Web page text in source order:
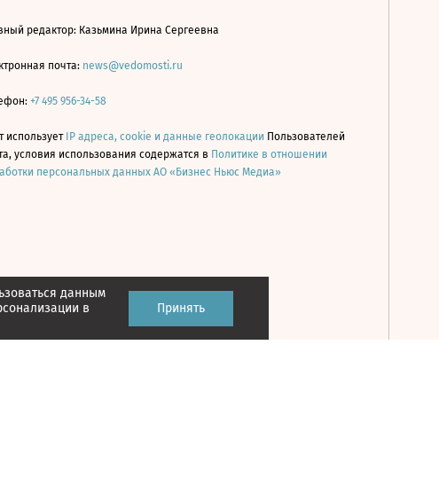
данным
в
Принять
редактор: Казьмина Ирина Сергеевна
почта: news@vedomosti.ru
+7 495 956-34-58
использует IP адреса, cookie и данные геолокации Пользователей
условия использования содержатся в Политике в отношении
персональных данных АО «Бизнес Ньюс Медиа»